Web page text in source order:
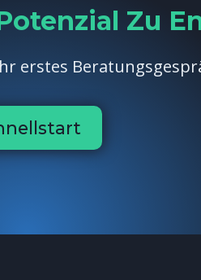
Zu
erstes